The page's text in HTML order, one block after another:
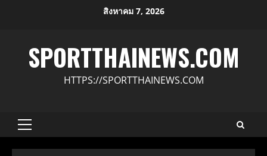
สิงหาคม 7, 2026
SPORTTHAINEWS.COM
HTTPS://SPORTTHAINEWS.COM
Primary